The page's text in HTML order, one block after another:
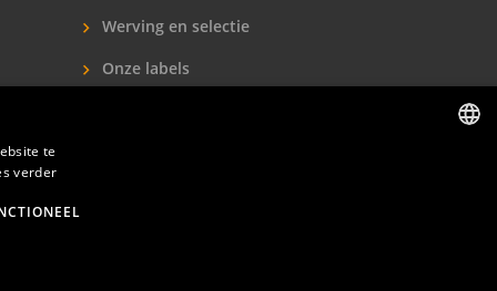
Werving en selectie
Onze labels
te
verder